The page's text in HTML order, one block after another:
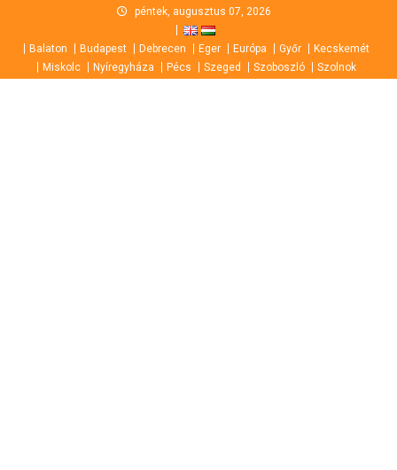
content
péntek, augusztus 07, 2026
Balaton Budapest Debrecen Eger Európa Győr
Kecskemét
Miskolc
Nyíregyháza Pécs Szeged Szoboszló Szolnok